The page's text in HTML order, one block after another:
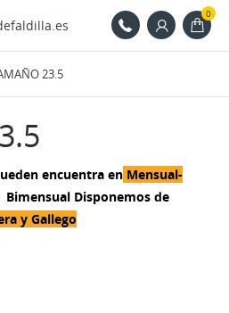
0
23.5
encuentra en Mensual-
Bimensual Disponemos de
y Gallego